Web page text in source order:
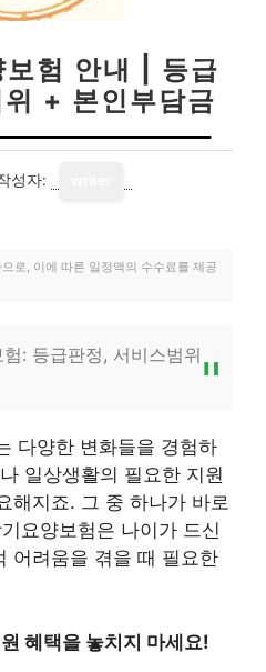
험 안내 | 등급
+ 본인부담금
성자:
로, 이에 따른 일정액의 수수료를 제공
: 등급판정, 서비스범위
다양한 변화들을 경험하
일상생활의 필요한 지원
해지죠. 그 중 하나가 바로
요양보험은 나이가 드신
어려움을 겪을 때 필요한
혜택을 놓치지 마세요!